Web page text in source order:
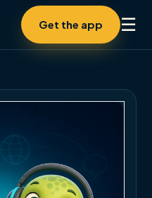
Get the app ☰